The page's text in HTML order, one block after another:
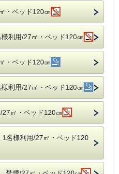
・ベッド120㎝
利用/27㎡・ベッド120㎝
・ベッド120㎝
利用/27㎡・ベッド120㎝
㎡・ベッド120㎝
名様利用/27㎡・ベッド120